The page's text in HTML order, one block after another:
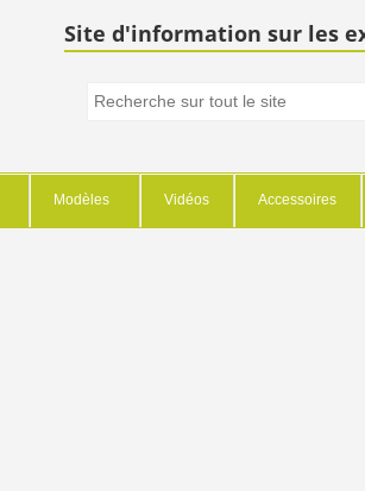
Site d'information sur les
Modèles Vidéos Accessoires